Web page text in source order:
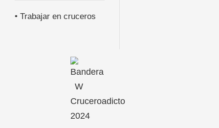
• Trabajar en cruceros